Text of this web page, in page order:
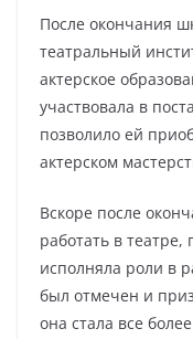
После окончания
театральный
актерское
участвовала в
позволило ей
актерском
Вскоре после
работать в театре,
исполняла роли в
был отмечен и
она стала все